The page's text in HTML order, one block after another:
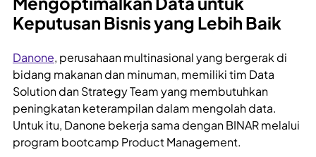
Keputusan Bisnis yang Lebih Baik
Danone, perusahaan multinasional yang bergerak di
bidang makanan dan minuman, memiliki tim Data
Solution dan Strategy Team yang membutuhkan
peningkatan keterampilan dalam mengolah data.
Untuk itu, Danone bekerja sama dengan BINAR melalui
program bootcamp Product Management.